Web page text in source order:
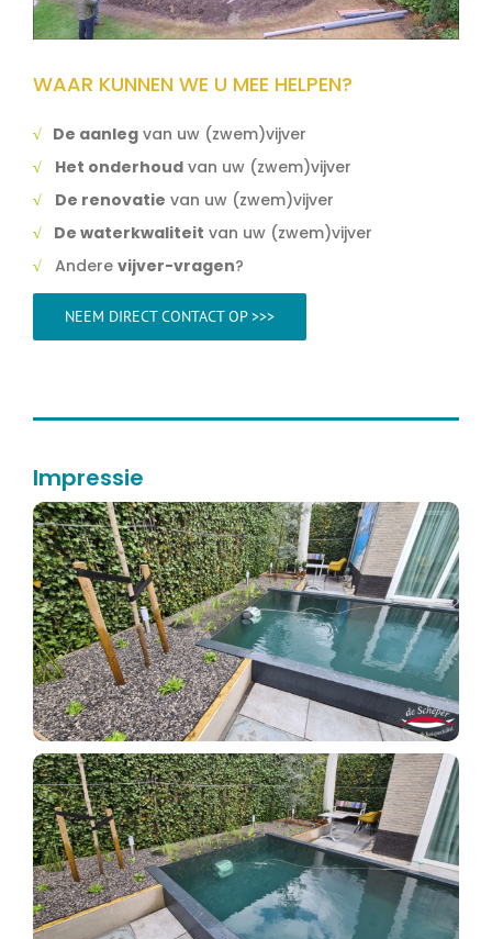
WAAR KUNNEN WE U MEE HELPEN?
√ De aanlegvan uw (zwem)vijver
√
Het onderhoudvan uw (zwem)vijver
√
De renovatie van uw (zwem)vijver
√
De waterkwaliteit van uw (zwem)vijver
√Andere vijver-vragen?
NEEM DIRECT CONTACT OP >>>
Impressie